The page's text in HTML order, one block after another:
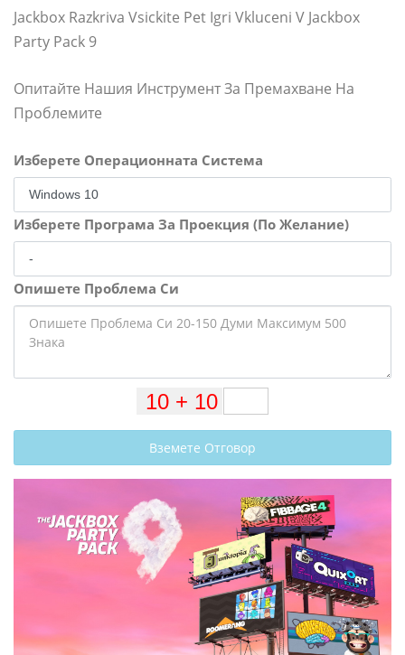
Jackbox Razkriva Vsickite Pet Igri Vkluceni V Jackbox
Party Pack 9
Опитайте Нашия Инструмент За Премахване На
Проблемите
Изберете Операционната Система
Изберете Програма За Проекция (По Желание)
Опишете Проблема Си
Вземете Отговор